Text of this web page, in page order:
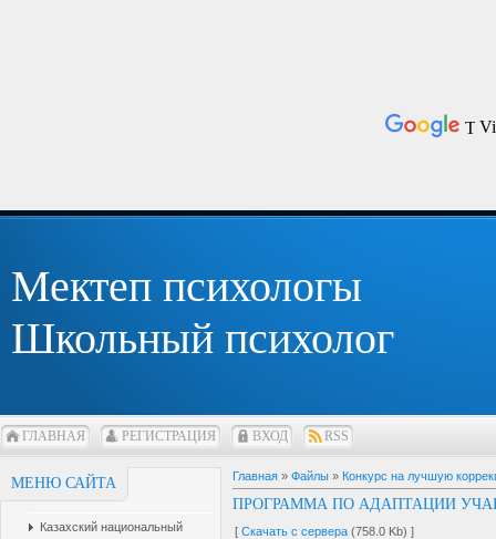
Мектеп психологы
Школьный психолог
ГЛАВНАЯ РЕГИСТРАЦИЯ ВХОД RSS
МЕНЮ САЙТА
Казахский национальный
Главная » Файлы » Конкурс на лучшую
ПРОГРАММА ПО АДАПТАЦИИ
[ Скачать с сервера (758.0 Kb) ]